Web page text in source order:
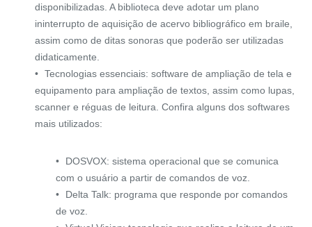
disponibilizadas. A biblioteca deve adotar um plano
ininterrupto de aquisição de acervo bibliográfico em braile,
assim como de ditas sonoras que poderão ser utilizadas
didaticamente.
Tecnologias essenciais: software de ampliação de tela e
equipamento para ampliação de textos, assim como lupas,
scanner e réguas de leitura. Confira alguns dos softwares
mais utilizados:
DOSVOX: sistema operacional que se comunica
com o usuário a partir de comandos de voz.
Delta Talk: programa que responde por comandos
de voz.